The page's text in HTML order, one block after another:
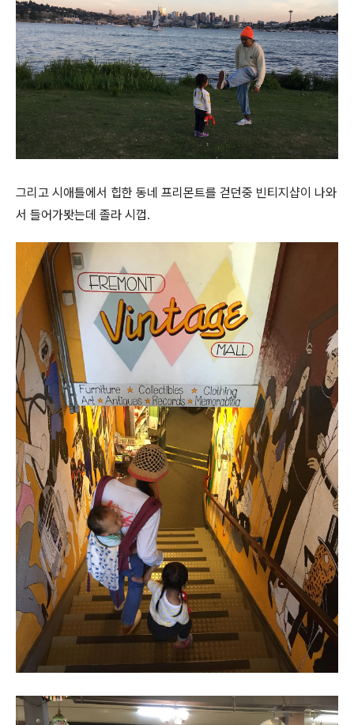
그리고 시애틀에서 힙한 동네 프리몬트를 걷던중 빈티지샵이 나와
서 들어가봣는데 졸라 시껍.